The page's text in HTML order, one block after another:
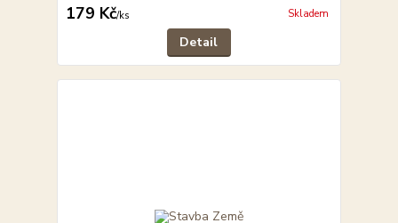
179 Kč/ks Skladem
Detail